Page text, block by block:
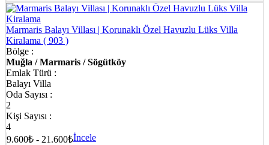
Marmaris Balayı Villası | Korunaklı Özel Havuzlu Lüks Villa
Kiralama ( 903 )
Bölge :
Muğla / Marmaris / Sögütköy
Emlak Türü :
Balayı Villa
Oda Sayısı :
2
Kişi Sayısı :
4
9.600₺ - 21.600₺İncele